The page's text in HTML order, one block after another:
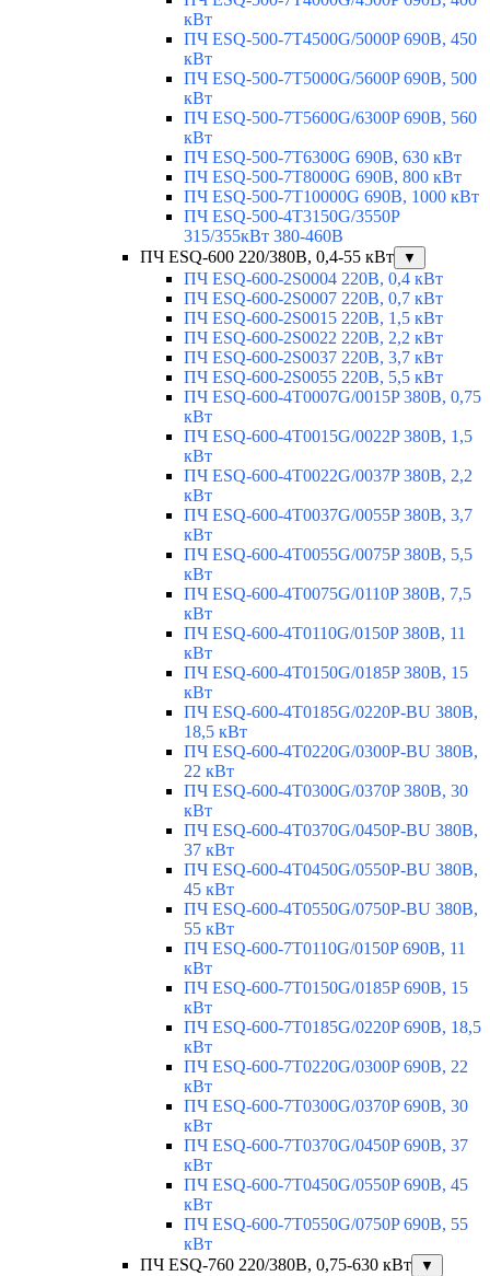
кВт
ПЧ ESQ-500-7T4500G/5000P 690В, 450
кВт
ПЧ ESQ-500-7T5000G/5600P 690В, 500
кВт
ПЧ ESQ-500-7T5600G/6300P 690В, 560
кВт
ПЧ ESQ-500-7T6300G 690В, 630 кВт
ПЧ ESQ-500-7T8000G 690В, 800 кВт
ПЧ ESQ-500-7T10000G 690В, 1000 кВт
ПЧ ESQ-500-4T3150G/3550P
315/355кВт 380-460В
ПЧ ESQ-600 220/380В, 0,4-55 кВт
▼
ПЧ ESQ-600-2S0004 220В, 0,4 кВт
ПЧ ESQ-600-2S0007 220В, 0,7 кВт
ПЧ ESQ-600-2S0015 220В, 1,5 кВт
ПЧ ESQ-600-2S0022 220В, 2,2 кВт
ПЧ ESQ-600-2S0037 220В, 3,7 кВт
ПЧ ESQ-600-2S0055 220В, 5,5 кВт
ПЧ ESQ-600-4T0007G/0015P 380В, 0,75
кВт
ПЧ ESQ-600-4T0015G/0022P 380В, 1,5
кВт
ПЧ ESQ-600-4T0022G/0037P 380В, 2,2
кВт
ПЧ ESQ-600-4T0037G/0055P 380В, 3,7
кВт
ПЧ ESQ-600-4T0055G/0075P 380В, 5,5
кВт
ПЧ ESQ-600-4T0075G/0110P 380В, 7,5
кВт
ПЧ ESQ-600-4T0110G/0150P 380В, 11
кВт
ПЧ ESQ-600-4T0150G/0185P 380В, 15
кВт
ПЧ ESQ-600-4T0185G/0220P-BU 380В,
18,5 кВт
ПЧ ESQ-600-4T0220G/0300P-BU 380В,
22 кВт
ПЧ ESQ-600-4T0300G/0370P 380В, 30
кВт
ПЧ ESQ-600-4T0370G/0450P-BU 380В,
37 кВт
ПЧ ESQ-600-4T0450G/0550P-BU 380В,
45 кВт
ПЧ ESQ-600-4T0550G/0750P-BU 380В,
55 кВт
ПЧ ESQ-600-7T0110G/0150P 690В, 11
кВт
ПЧ ESQ-600-7T0150G/0185P 690В, 15
кВт
ПЧ ESQ-600-7T0185G/0220P 690В, 18,5
кВт
ПЧ ESQ-600-7T0220G/0300P 690В, 22
кВт
ПЧ ESQ-600-7T0300G/0370P 690В, 30
кВт
ПЧ ESQ-600-7T0370G/0450P 690В, 37
кВт
ПЧ ESQ-600-7T0450G/0550P 690В, 45
кВт
ПЧ ESQ-600-7T0550G/0750P 690В, 55
кВт
ПЧ ESQ-760 220/380В, 0,75-630 кВт
▼